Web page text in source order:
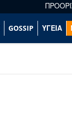
GOSSIP ΥΓΕΙΑ